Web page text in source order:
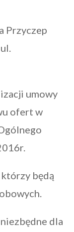
Przyczep
umowy
ofert w
będą
dla